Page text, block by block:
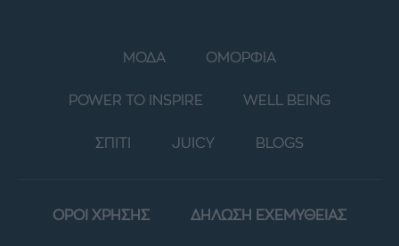
ΜΟΔΑ ΟΜΟΡΦΙΑ
POWER TO INSPIRE WELL BEING
ΣΠΙΤΙ JUICY BLOGS
ΟΡΟΙ ΧΡΗΣΗΣ ΔΗΛΩΣΗ ΕΧΕΜΥΘΕΙΑΣ